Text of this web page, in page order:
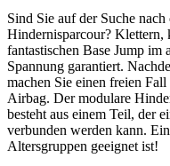
Sind Sie auf der Suche
Hindernisparcour? Klettern,
fantastischen Base Jump
Spannung garantiert.
machen Sie einen freien
Airbag. Der modulare
besteht aus einem Teil, der
verbunden werden kann.
Altersgruppen geeignet ist!